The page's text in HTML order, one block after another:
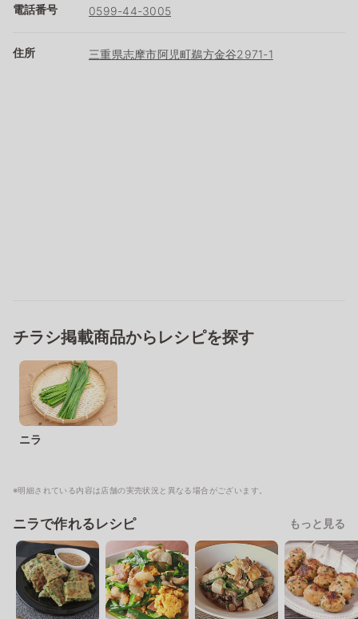
電話番号 0599-44-3005
住所 三重県志摩市阿児町鵜方金谷2971-1
チラシ掲載商品からレシピを探す
ニラ
※明細されている内容は店舗の実売状況と異なる場合がございます。
ニラで作れるレシピ もっと見る